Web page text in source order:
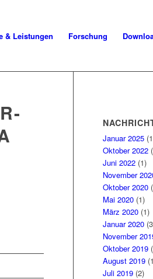
& Leistungen Forschung
Januar 2025
Oktober 2022
Juni 2022 (1)
November
Oktober 2020
Mai 2020 (1)
März 2020 (1)
Januar 2020
November
Oktober 2019
August 2019
Juli 2019 (2)